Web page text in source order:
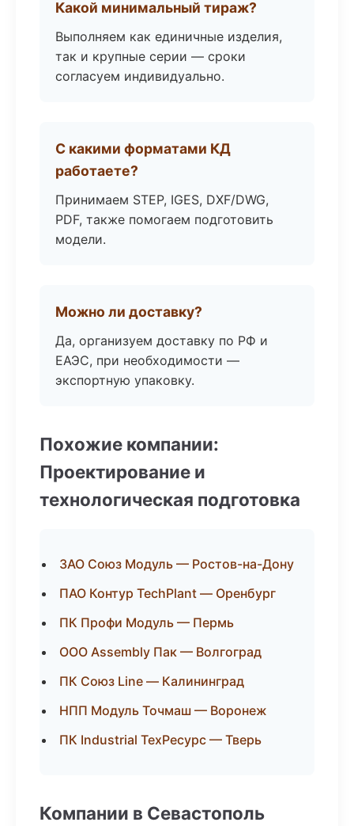
Какой минимальный тираж?
Выполняем как единичные изделия,
так и крупные серии — сроки
согласуем индивидуально.
С какими форматами КД
работаете?
Принимаем STEP, IGES, DXF/DWG,
PDF, также помогаем подготовить
модели.
Можно ли доставку?
Да, организуем доставку по РФ и
ЕАЭС, при необходимости —
экспортную упаковку.
Похожие компании:
Проектирование и
технологическая подготовка
ЗАО Союз Модуль — Ростов-на-Дону
ПАО Контур TechPlant — Оренбург
ПК Профи Модуль — Пермь
ООО Assembly Пак — Волгоград
ПК Союз Line — Калининград
НПП Модуль Точмаш — Воронеж
ПК Industrial ТехРесурс — Тверь
Компании в Севастополь